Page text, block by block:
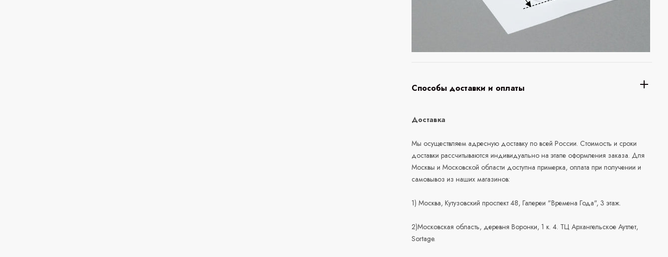
Способы доставки и оплаты
Доставка
Мы осуществляем адресную доставку по всей России. Стоимость и сроки
доставки рассчитываются индивидуально на этапе оформления заказа. Для
Москвы и Московской области доступна примерка, оплата при получении и
самовывоз из наших магазинов:
1) Москва, Кутузовский проспект 48, Галереи "Времена Года", 3 этаж.
2)Московская область, деревня Воронки, 1 к. 4. ТЦ Архангельское Аутлет,
Sortage.